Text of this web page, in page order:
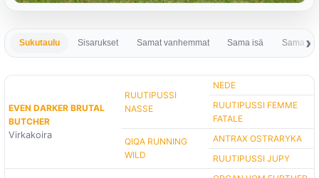
Sukutaulu Sisarukset Samat vanhemmat Sama isä Sama
EVEN DARKER BRUTAL
BUTCHER
Virkakoira
RUUTIPUSSI
NASSE
NEDE
RUUTIPUSSI FEMME
FATALE
QIQA RUNNING
WILD
ANTRAX OSTRARYKA
RUUTIPUSSI JUPY